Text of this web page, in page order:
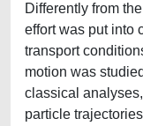
Differently from
effort was put into
transport
motion was
classical
particle